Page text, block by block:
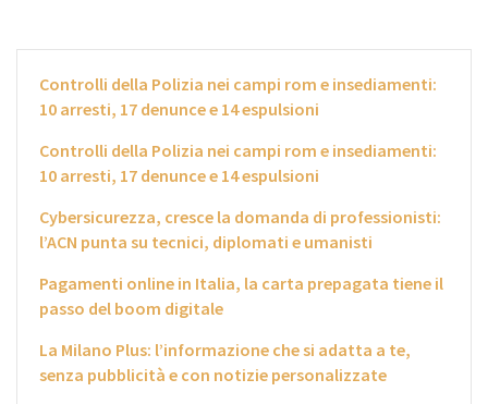
Controlli della Polizia nei campi rom e insediamenti:
10 arresti, 17 denunce e 14 espulsioni
Controlli della Polizia nei campi rom e insediamenti:
10 arresti, 17 denunce e 14 espulsioni
Cybersicurezza, cresce la domanda di professionisti:
l’ACN punta su tecnici, diplomati e umanisti
Pagamenti online in Italia, la carta prepagata tiene il
passo del boom digitale
La Milano Plus: l’informazione che si adatta a te,
senza pubblicità e con notizie personalizzate